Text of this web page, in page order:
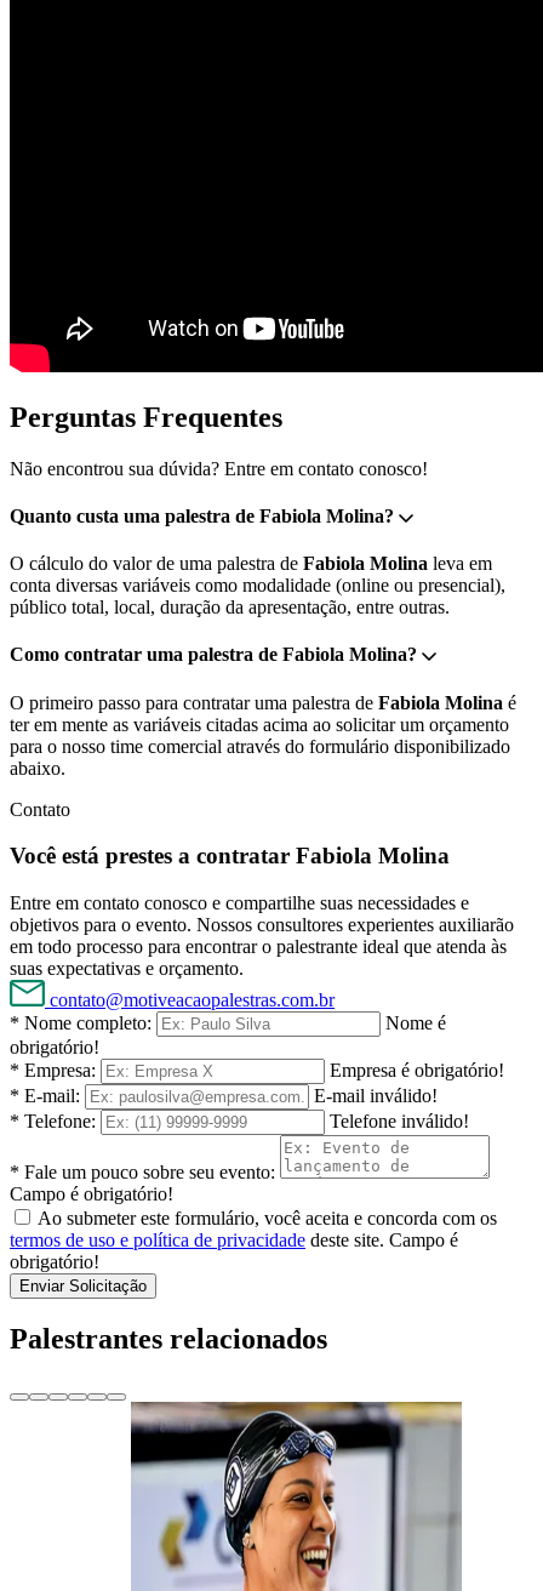
Perguntas Frequentes
Não encontrou sua dúvida? Entre em contato conosco!
Quanto custa uma palestra de Fabiola Molina?
O cálculo do valor de uma palestra de Fabiola Molina leva em
conta diversas variáveis como modalidade (online ou presencial),
público total, local, duração da apresentação, entre outras.
Como contratar uma palestra de Fabiola Molina?
O primeiro passo para contratar uma palestra de Fabiola Molina é
ter em mente as variáveis citadas acima ao solicitar um orçamento
para o nosso time comercial através do formulário disponibilizado
abaixo.
Contato
Você está prestes a contratar Fabiola Molina
Entre em contato conosco e compartilhe suas necessidades e
objetivos para o evento. Nossos consultores experientes auxiliarão
em todo processo para encontrar o palestrante ideal que atenda às
suas expectativas e orçamento.
contato@motiveacaopalestras.com.br
* Nome completo:
Nome é
obrigatório!
* Empresa:
Empresa é obrigatório!
* E-mail:
E-mail inválido!
* Telefone:
Telefone inválido!
* Fale um pouco sobre seu evento:
Campo é obrigatório!
Ao submeter este formulário, você aceita e concorda com os
termos de uso e política de privacidade deste site. Campo é
obrigatório!
Enviar Solicitação
Palestrantes relacionados